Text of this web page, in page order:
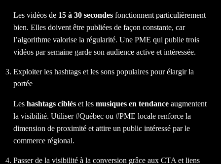
Les vidéos de 15 à 30 secondes fonctionnent particulièrement
bien. Elles doivent être publiées de façon constante, car
l’algorithme valorise la régularité. Une PME qui publie trois
vidéos par semaine garde son audience active et intéressée.
Exploiter les hashtags et les sons populaires pour élargir la
portée
Les hashtags ciblés et les musiques en tendance augmentent
la visibilité. Utiliser #Québec ou #PME locale renforce la
dimension de proximité et attire un public intéressé par le
commerce régional.
Passer de la visibilité à la conversion grâce aux CTA et liens